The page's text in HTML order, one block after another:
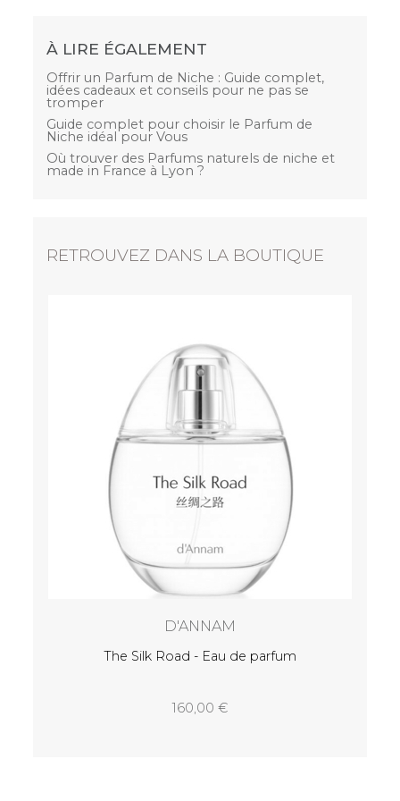
À LIRE ÉGALEMENT
Offrir un Parfum de Niche : Guide complet,
idées cadeaux et conseils pour ne pas se
tromper
Guide complet pour choisir le Parfum de
Niche idéal pour Vous
Où trouver des Parfums naturels de niche et
made in France à Lyon ?
RETROUVEZ DANS LA BOUTIQUE
D'ANNAM
The Silk Road - Eau de parfum
160,00